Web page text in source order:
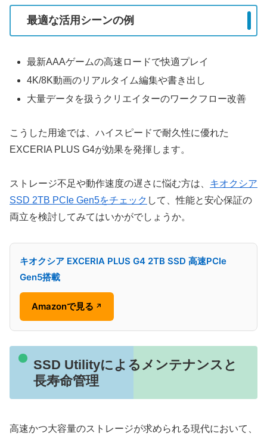
最適な活用シーンの例
最新AAAゲームの高速ロードで快適プレイ
4K/8K動画のリアルタイム編集や書き出し
大量データを扱うクリエイターのワークフロー改善
こうした用途では、ハイスピードで耐久性に優れた
EXCERIA PLUS G4が効果を発揮します。
ストレージ不足や動作速度の遅さに悩む方は、 キオクシア
SSD 2TB PCIe Gen5をチェック して、性能と安心保証の
両立を検討してみてはいかがでしょうか。
キオクシア EXCERIA PLUS G4 2TB SSD 高速PCIe
Gen5搭載
Amazonで見る ↗
SSD Utilityによるメンテナンスと
長寿命管理
高速かつ大容量のストレージが求められる現代において、